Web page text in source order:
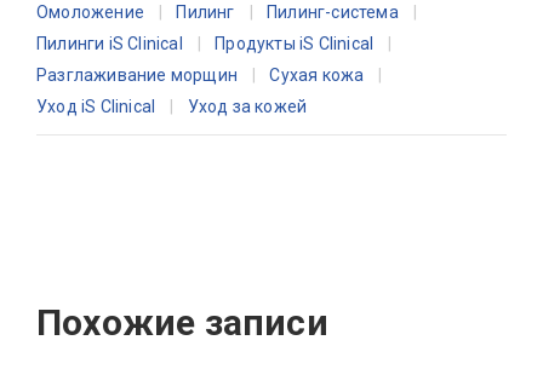
Омоложение
Пилинг
Пилинг-система
Пилинги iS Clinical
Продукты iS Clinical
Разглаживание морщин
Сухая кожа
Уход iS Clinical
Уход за кожей
Похожие записи